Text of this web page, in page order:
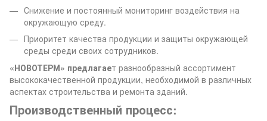
Снижение и постоянный мониторинг воздействия на
окружающую среду.
Приоритет качества продукции и защиты окружающей
среды среди своих сотрудников.
«НОВОТЕРМ» предлагает разнообразный ассортимент
высококачественной продукции, необходимой в различных
аспектах строительства и ремонта зданий.
Производственный процесс: